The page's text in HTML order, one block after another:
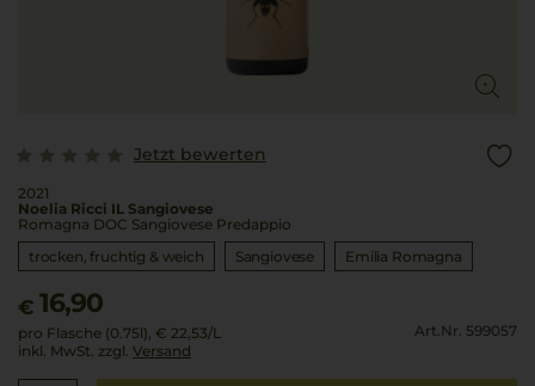
Jetzt bewerten
2021
Noelia Ricci IL Sangiovese
Romagna DOC Sangiovese Predappio
trocken, fruchtig & weich
Sangiovese Emilia Romagna
€ 16,90
pro Flasche (0.75l), € 22,53/L
inkl. MwSt. zzgl. Versand
Art.Nr. 599057